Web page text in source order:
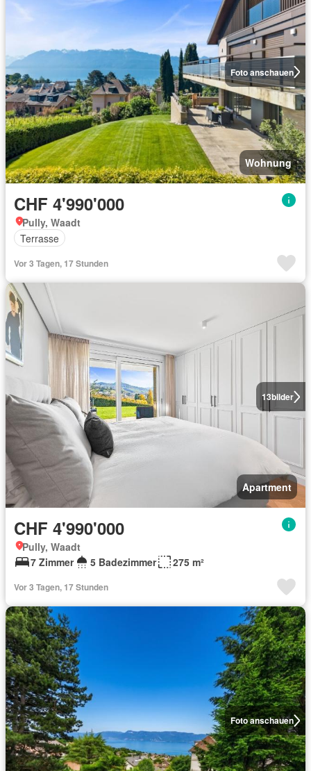
Foto anschauen
Wohnung
CHF 4'990'000
Pully, Waadt
Terrasse
Vor 3 Tagen, 17 Stunden
13bilder
Apartment
CHF 4'990'000
Pully, Waadt
7 Zimmer
5 Badezimmer 275 m²
Vor 3 Tagen, 17 Stunden
Foto anschauen